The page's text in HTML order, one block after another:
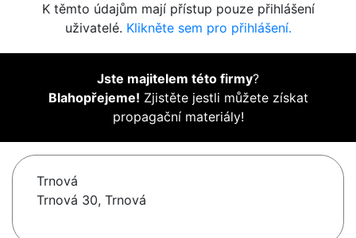
K těmto údajům mají přístup pouze přihlášení
uživatelé. Klikněte sem pro přihlášení.
Jste majitelem této firmy?
Blahopřejeme! Zjistěte jestli můžete získat
propagační materiály!
Trnová
Trnová 30, Trnová